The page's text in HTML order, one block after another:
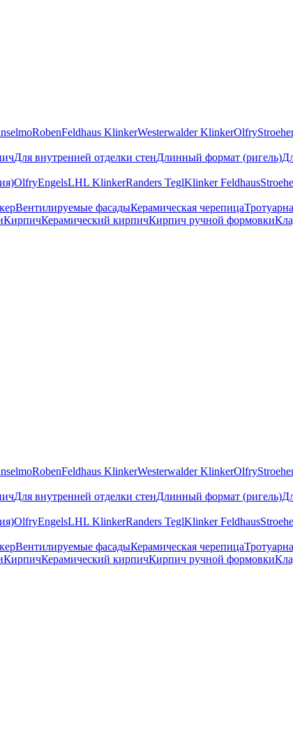
RobenFeldhaus KlinkerWesterwalder KlinkerOlfry
Для внутренней отделки стенДлинный формат (ригель)
OlfryEngelsLHL KlinkerRanders TeglKlinker Feldhaus
Вентилируемые фасадыКерамическая черепица
КирпичКерамический кирпичКирпич ручной формовки
RobenFeldhaus KlinkerWesterwalder KlinkerOlfry
Для внутренней отделки стенДлинный формат (ригель)
OlfryEngelsLHL KlinkerRanders TeglKlinker Feldhaus
Вентилируемые фасадыКерамическая черепица
КирпичКерамический кирпичКирпич ручной формовки